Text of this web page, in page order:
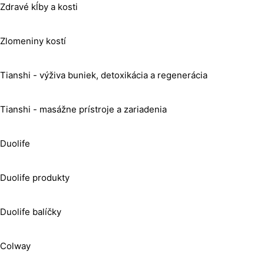
Zdravé kĺby a kosti
Zlomeniny kostí
Tianshi - výživa buniek, detoxikácia a regenerácia
Tianshi - masážne prístroje a zariadenia
Duolife
Duolife produkty
Duolife balíčky
Colway